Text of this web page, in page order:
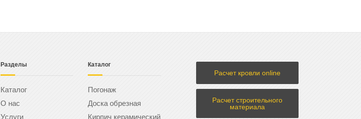
Разделы
Каталог
О нас
Услуги
Каталог
Погонаж
Доска обрезная
Кирпич керамический
Расчет кровли online
Расчет строительного
материала